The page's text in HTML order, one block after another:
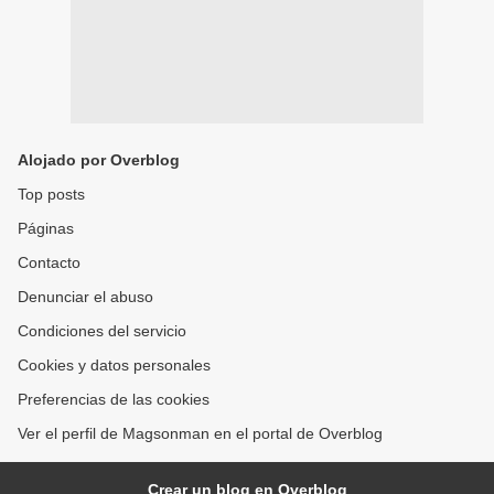
Alojado por Overblog
Top posts
Páginas
Contacto
Denunciar el abuso
Condiciones del servicio
Cookies y datos personales
Preferencias de las cookies
Ver el perfil de Magsonman en el portal de Overblog
Crear un blog en Overblog